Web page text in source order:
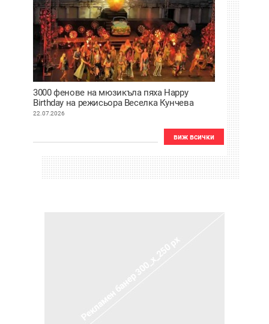
3000 фенове на мюзикъла пяха Happy
Birthday на режисьора Веселка Кунчева
22.07.2026
виж всички